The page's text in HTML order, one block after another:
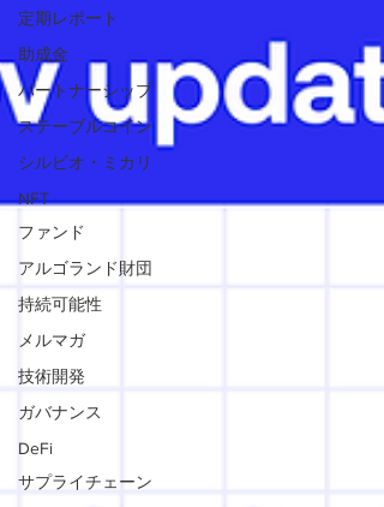
定期レポート
助成金
パートナーシップ
ステーブルコイン
シルビオ・ミカリ
NFT
ファンド
アルゴランド財団
持続可能性
メルマガ
技術開発
ガバナンス
DeFi
サプライチェーン